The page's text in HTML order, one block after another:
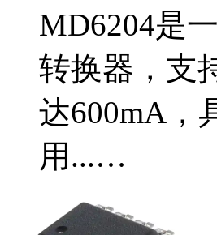
MD6204是
转换器，支
达600mA，
用...…